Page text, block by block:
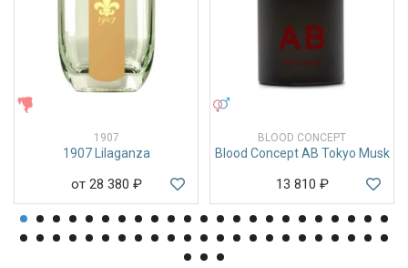
1907
1907 Lilaganza
от 28 380 ₽
BLOOD CONCEPT
Blood Concept AB Tokyo Musk
13 810 ₽